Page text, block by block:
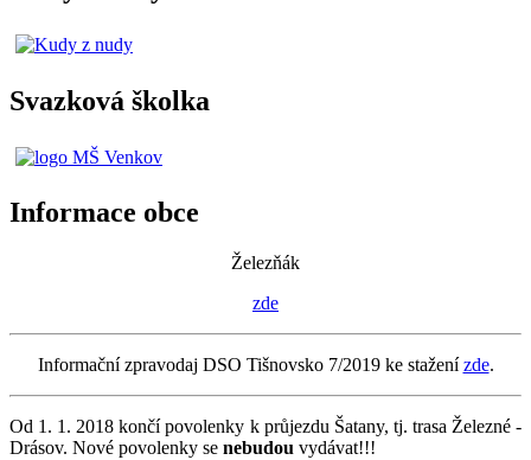
Svazková školka
Informace obce
Železňák
zde
Informační zpravodaj DSO Tišnovsko 7/2019 ke staženízde.
Od 1. 1. 2018 končí povolenky k průjezdu Šatany, tj. trasa Železné -
Drásov. Nové povolenky se nebudou vydávat!!!